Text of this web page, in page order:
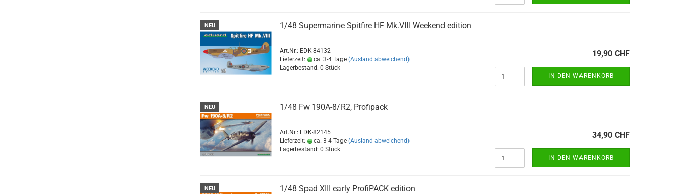
NEU 1/48 Supermarine Spitfire HF Mk.VIII Weekend edition
Art.Nr.: EDK-84132
Lieferzeit:
ca. 3-4 Tage (Ausland abweichend)
Lagerbestand: 0 Stück
19,90 CHF
IN DEN WARENKORB
NEU 1/48 Fw 190A-8/R2, Profipack
Art.Nr.: EDK-82145
Lieferzeit:
ca. 3-4 Tage (Ausland abweichend)
Lagerbestand: 0 Stück
34,90 CHF
IN DEN WARENKORB
NEU 1/48 Spad XIII early ProfiPACK edition